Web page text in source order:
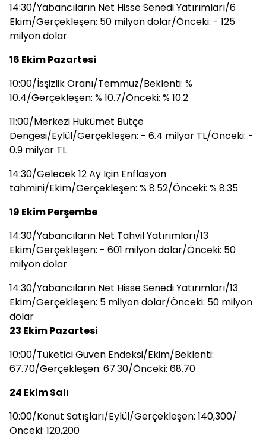
14:30/Yabancıların Net Hisse Senedi Yatırımları/6
Ekim/Gerçekleşen: 50 milyon dolar/Önceki: - 125
milyon dolar
16 Ekim Pazartesi
10:00/İsşizlik Oranı/Temmuz/Beklenti: %
10.4/Gerçekleşen: % 10.7/Önceki: % 10.2
11:00/Merkezi Hükümet Bütçe
Dengesi/Eylül/Gerçekleşen: - 6.4 milyar TL/Önceki: -
0.9 milyar TL
14:30/Gelecek 12 Ay İçin Enflasyon
tahmini/Ekim/Gerçekleşen: % 8.52/Önceki: % 8.35
19 Ekim Perşembe
14:30/Yabancıların Net Tahvil Yatırımları/13
Ekim/Gerçekleşen: - 601 milyon dolar/Önceki: 50
milyon dolar
14:30/Yabancıların Net Hisse Senedi Yatırımları/13
Ekim/Gerçekleşen: 5 milyon dolar/Önceki: 50 milyon
dolar
23 Ekim Pazartesi
10:00/Tüketici Güven Endeksi/Ekim/Beklenti:
67.70/Gerçekleşen: 67.30/Önceki: 68.70
24 Ekim Salı
10:00/Konut Satışları/Eylül/Gerçekleşen: 140,300/
Önceki: 120,200